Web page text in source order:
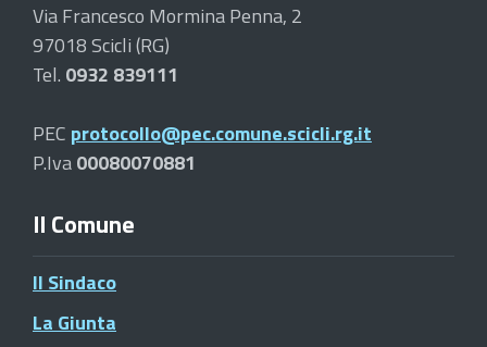
Via Francesco Mormina Penna, 2
97018 Scicli (RG)
Tel. 0932 839111
PEC protocollo@pec.comune.scicli.rg.it
P.Iva00080070881
Il Comune
Il Sindaco
La Giunta